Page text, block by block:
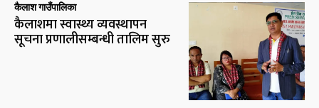
कैलाश गाउँपालिका
कैलाशमा स्वास्थ्य व्यवस्थापन
सूचना प्रणालीसम्बन्धी तालिम सुरु